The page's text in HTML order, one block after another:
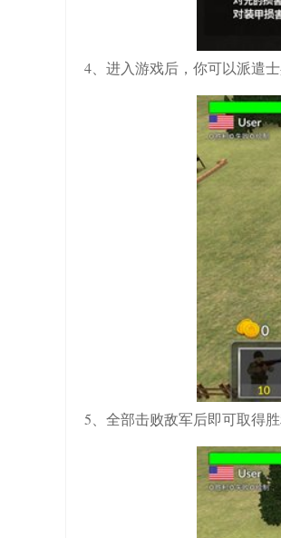
4、进入游戏后，你可以派遣
5、全部击败敌军后即可取得胜